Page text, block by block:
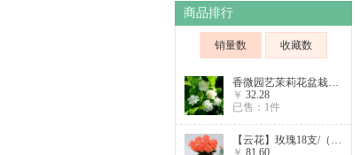
商品排行
销量数 收藏数
香微园艺茉莉花盆栽花苗植物花卉虎头带花苞老桩矮霸四季芳香浓香
￥ 32.28
已售：1件
【云花】玫瑰18支/（红/粉/黄/紫）四色可选
￥ 81.60